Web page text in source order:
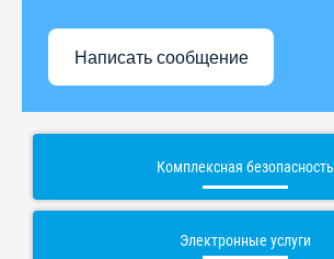
Написать сообщение
Комплексная безопасность
Электронные услуги